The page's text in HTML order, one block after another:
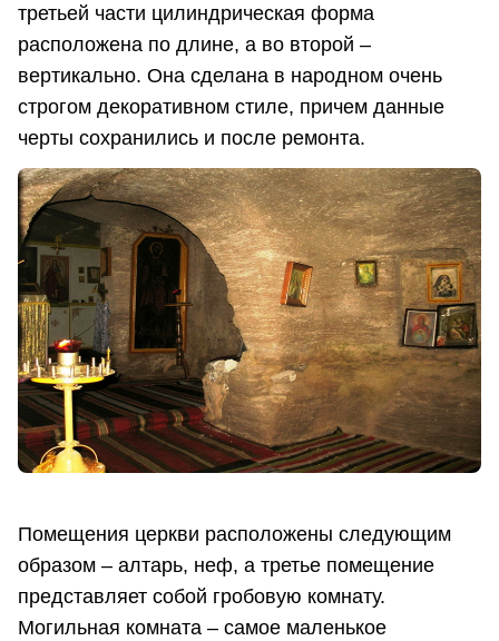
третьей части цилиндрическая форма
расположена по длине, а во второй –
вертикально. Она сделана в народном очень
строгом декоративном стиле, причем данные
черты сохранились и после ремонта.
Помещения церкви расположены следующим
образом – алтарь, неф, а третье помещение
представляет собой гробовую комнату.
Могильная комната – самое маленькое